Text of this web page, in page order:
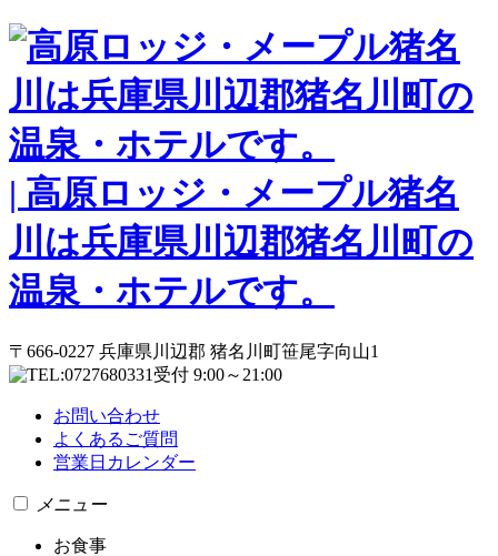
| 高原ロッジ・メープル猪名
川は兵庫県川辺郡猪名川町の
温泉・ホテルです。
〒666-0227 兵庫県川辺郡 猪名川町笹尾字向山1
受付 9:00～21:00
お問い合わせ
よくあるご質問
営業日カレンダー
メニュー
お食事